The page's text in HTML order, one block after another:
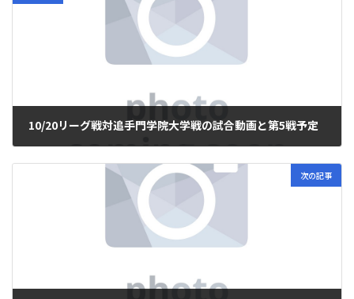
10/20リーグ戦対追手門学院大学戦の試合動画と第5戦予定
2024年10月25日
次の記事